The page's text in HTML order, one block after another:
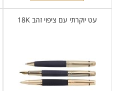
עט יוקרתי עם ציפוי זהב 18K